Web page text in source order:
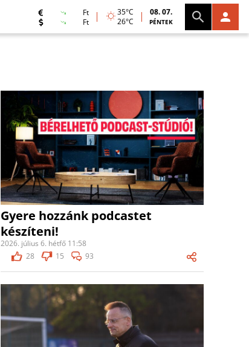
Ft
Ft
35°C
26°C
08. 07.
PÉNTEK
Gyere hozzánk podcastet
készíteni!
2026. július 6. hétfő 11:58
28
15 93